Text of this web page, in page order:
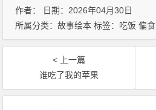
作者： 日期：2026年04月30日
所属分类：故事绘本 标签： 吃饭 偏食
< 上一篇
谁吃了我的苹果